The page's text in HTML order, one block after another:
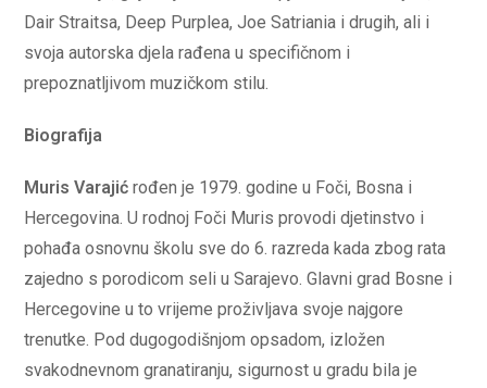
Dair Straitsa, Deep Purplea, Joe Satriania i drugih, ali i
svoja autorska djela rađena u specifičnom i
prepoznatljivom muzičkom stilu.
Biografija
Muris Varajić rođen je 1979. godine u Foči, Bosna i
Hercegovina. U rodnoj Foči Muris provodi djetinstvo i
pohađa osnovnu školu sve do 6. razreda kada zbog rata
zajedno s porodicom seli u Sarajevo. Glavni grad Bosne i
Hercegovine u to vrijeme proživljava svoje najgore
trenutke. Pod dugogodišnjom opsadom, izložen
svakodnevnom granatiranju, sigurnost u gradu bila je